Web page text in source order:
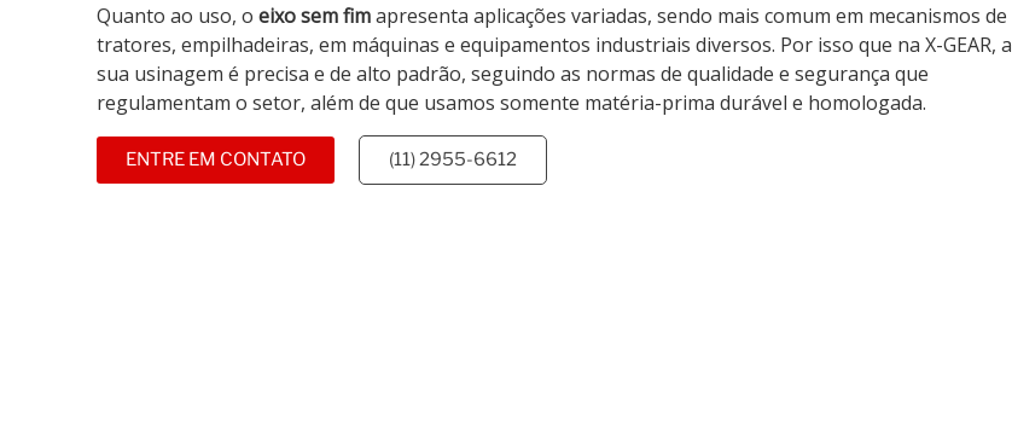
Quanto ao uso, o eixo sem fimapresenta aplicações variadas, sendo mais comum em mecanismos de
tratores, empilhadeiras, em máquinas e equipamentos industriais diversos. Por isso que na X-GEAR, a
sua usinagem é precisa e de alto padrão, seguindo as normas de qualidade e segurança que
regulamentam o setor, além de que usamos somente matéria-prima durável e homologada.
ENTRE EM CONTATO (11) 2955-6612